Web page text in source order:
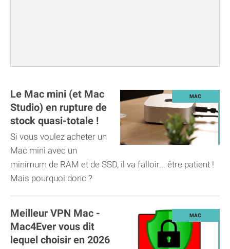
Le Mac mini (et Mac
Studio) en rupture de
stock quasi-totale !
Si vous voulez acheter un
Mac mini avec un
minimum de RAM et de SSD, il va falloir... être patient !
Mais pourquoi donc ?
Meilleur VPN Mac -
Mac4Ever vous dit
lequel choisir en 2026